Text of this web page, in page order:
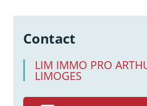
Contact
LIM IMMO PRO
LIMOGES